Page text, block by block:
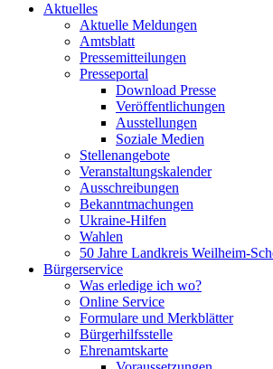
Aktuelles
Aktuelle Meldungen
Amtsblatt
Pressemitteilungen
Presseportal
Download Presse
Veröffentlichungen
Ausstellungen
Soziale Medien
Stellenangebote
Veranstaltungskalender
Ausschreibungen
Bekanntmachungen
Ukraine-Hilfen
Wahlen
50 Jahre Landkreis Weilheim-
Bürgerservice
Was erledige ich wo?
Online Service
Formulare und Merkblätter
Bürgerhilfsstelle
Ehrenamtskarte